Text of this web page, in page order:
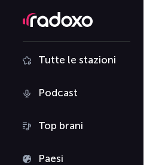
Tutte le stazioni
Podcast
Top brani
Paesi